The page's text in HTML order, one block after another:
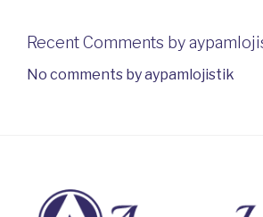
Recent Comments by
No comments by aypamlojistik